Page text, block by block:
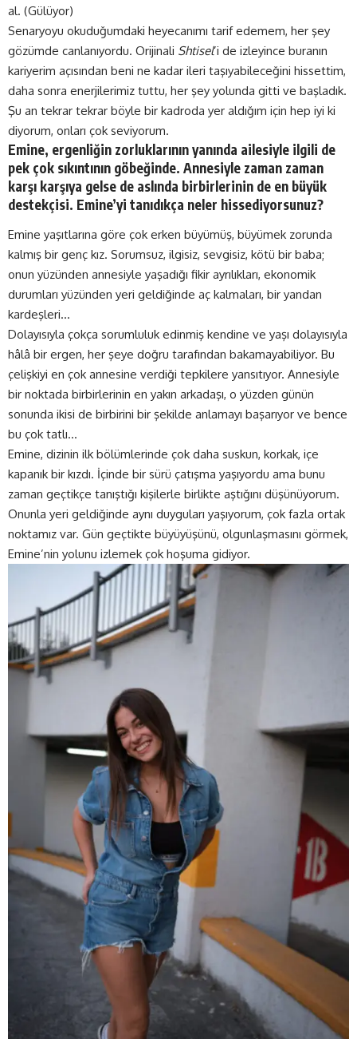
al. (Gülüyor)
Senaryoyu okuduğumdaki heyecanımı tarif edemem, her şey
gözümde canlanıyordu. Orijinali Shtisel’i de izleyince buranın
kariyerim açısından beni ne kadar ileri taşıyabileceğini hissettim,
daha sonra enerjilerimiz tuttu, her şey yolunda gitti ve başladık.
Şu an tekrar tekrar böyle bir kadroda yer aldığım için hep iyi ki
diyorum, onları çok seviyorum.
Emine, ergenliğin zorluklarının yanında ailesiyle ilgili de
pek çok sıkıntının göbeğinde. Annesiyle zaman zaman
karşı karşıya gelse de aslında birbirlerinin de en büyük
destekçisi. Emine’yi tanıdıkça neler hissediyorsunuz?
Emine yaşıtlarına göre çok erken büyümüş, büyümek zorunda
kalmış bir genç kız. Sorumsuz, ilgisiz, sevgisiz, kötü bir baba;
onun yüzünden annesiyle yaşadığı fikir ayrılıkları, ekonomik
durumları yüzünden yeri geldiğinde aç kalmaları, bir yandan
kardeşleri…
Dolayısıyla çokça sorumluluk edinmiş kendine ve yaşı dolayısıyla
hâlâ bir ergen, her şeye doğru tarafından bakamayabiliyor. Bu
çelişkiyi en çok annesine verdiği tepkilere yansıtıyor. Annesiyle
bir noktada birbirlerinin en yakın arkadaşı, o yüzden günün
sonunda ikisi de birbirini bir şekilde anlamayı başarıyor ve bence
bu çok tatlı…
Emine, dizinin ilk bölümlerinde çok daha suskun, korkak, içe
kapanık bir kızdı. İçinde bir sürü çatışma yaşıyordu ama bunu
zaman geçtikçe tanıştığı kişilerle birlikte aştığını düşünüyorum.
Onunla yeri geldiğinde aynı duyguları yaşıyorum, çok fazla ortak
noktamız var. Gün geçtikte büyüyüşünü, olgunlaşmasını görmek,
Emine’nin yolunu izlemek çok hoşuma gidiyor.